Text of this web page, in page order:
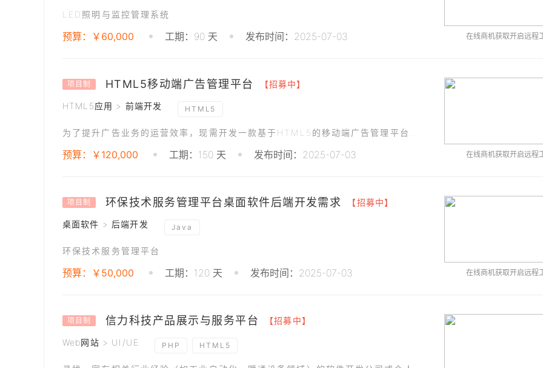
LED照明与监控管理系统
预算：￥60,000 工期：90 天 发布时间：2025-07-03 在线商机获取开启远程
项目制 HTML5移动端广告管理平台 【招募中】
HTML5应用 > 前端开发 HTML5
预算：￥120,000 工期：150 天 发布时间：2025-07-03 在线商机获取开启远程
项目制 环保技术服务管理平台桌面软件后端开发需求 【招募中】
桌面软件 > 后端开发 Java
环保技术服务管理平台
预算：￥50,000 工期：120 天 发布时间：2025-07-03 在线商机获取开启远程
项目制 信力科技产品展示与服务平台 【招募中】
Web网站 > UI/UE PHP HTML5